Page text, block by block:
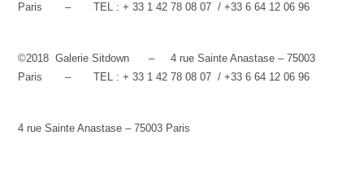
Paris – TEL : + 33 1 42 78 08 07 / +33 6 64 12 06 96
©2018 Galerie Sitdown – 4 rue Sainte Anastase – 75003
Paris – TEL : + 33 1 42 78 08 07 / +33 6 64 12 06 96
4 rue Sainte Anastase – 75003 Paris